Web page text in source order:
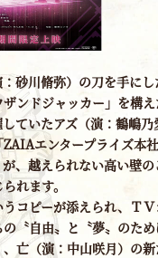
砂川脩弥）の刀を手に
ンドジャッカー」を構
ていたアズ（演：鶴嶋乃
エンタープライズ本
、越えられない高い壁
れます。
コピーが添えられ、Ｔ
〝自由〟と〝夢〟のた
亡（演：中山咲月）の